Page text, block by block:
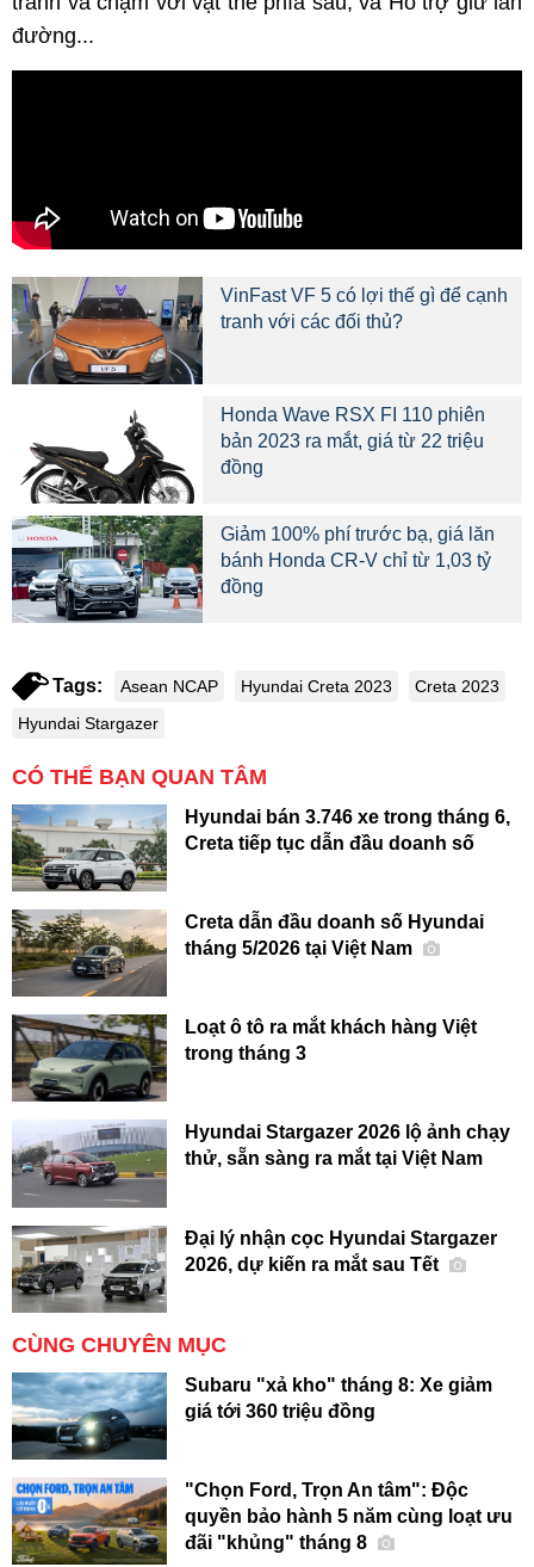
đường...
VinFast VF 5 có lợi thế gì để cạnh
tranh với các đối thủ?
Honda Wave RSX FI 110 phiên
bản 2023 ra mắt, giá từ 22 triệu
đồng
Giảm 100% phí trước bạ, giá lăn
bánh Honda CR-V chỉ từ 1,03 tỷ
đồng
Tags: Asean NCAP Hyundai Creta 2023
Creta 2023
Hyundai Stargazer
CÓ THỂ BẠN QUAN TÂM
Hyundai bán 3.746 xe trong tháng 6,
Creta tiếp tục dẫn đầu doanh số
Creta dẫn đầu doanh số Hyundai
tháng 5/2026 tại Việt Nam
Loạt ô tô ra mắt khách hàng Việt
trong tháng 3
Hyundai Stargazer 2026 lộ ảnh chạy
thử, sẵn sàng ra mắt tại Việt Nam
Đại lý nhận cọc Hyundai Stargazer
2026, dự kiến ra mắt sau Tết
CÙNG CHUYÊN MỤC
Subaru "xả kho" tháng 8: Xe giảm
giá tới 360 triệu đồng
"Chọn Ford, Trọn An tâm": Độc
quyền bảo hành 5 năm cùng loạt ưu
đãi "khủng" tháng 8